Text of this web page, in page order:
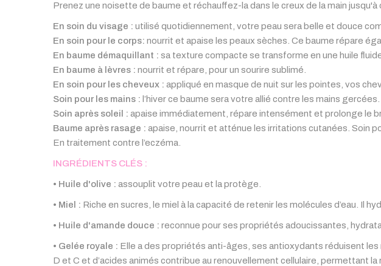
Prenez une noisette de baume et réchauffez-la dans le creux de la main
En soin du visage : utilisé quotidiennement, votre peau sera belle et douce
En soin pour le corps: nourrit et apaise les peaux sèches. Ce baume répare
En baume démaquillant : sa texture compacte se transforme en une huile
En baume à lèvres : nourrit et répare, pour un sourire sublimé.
En soin pour les cheveux : appliqué en masque de nuit sur les pointes, vos
Soin pour les mains : l’hiver ce baume sera votre allié contre les mains gercées.
Soin après soleil : apaise immédiatement, répare intensément et prolonge le
Baume après rasage : apaise, nourrit et atténue les irritations cutanées. Soin
En traitement contre l’eczéma.
INGRÉDIENTS CLÉS :
• Huile d'olive : assouplit votre peau et la protège.
• Miel : Riche en sucres, le miel à la capacité de retenir les molécules d’eau. Il
• Huile d'amande douce : reconnue pour ses propriétés adoucissantes,
• Gelée royale : Elle a des propriétés anti-âges, ses antioxydants réduisent
D et C et d’acides animés contribue au renouvellement cellulaire, permettant la